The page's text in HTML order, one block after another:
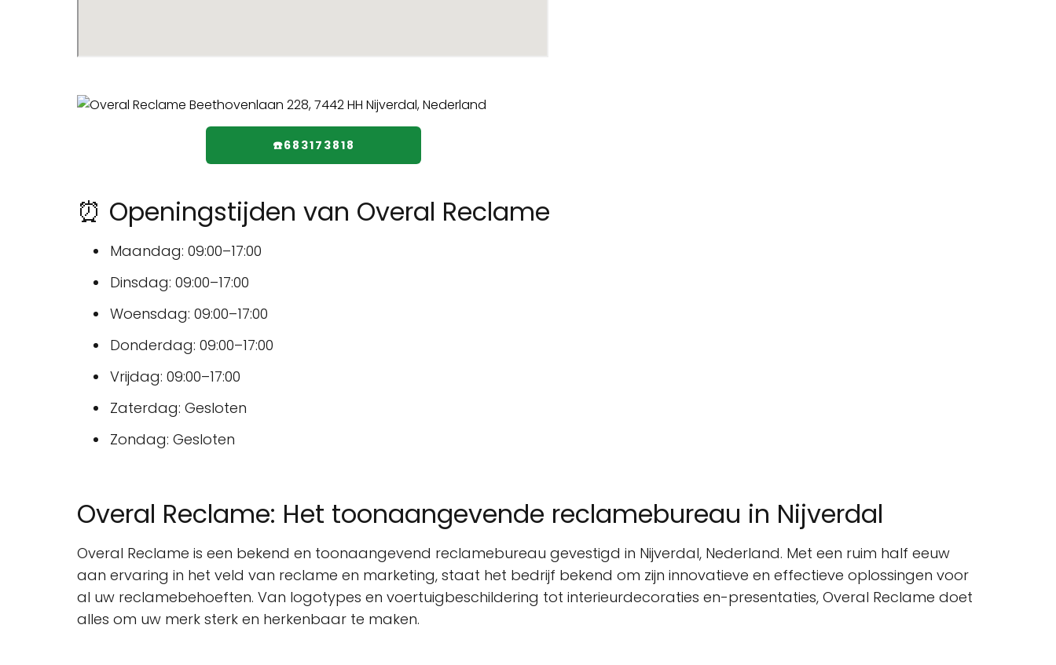
☎️683173818
⏰ Openingstijden van Overal Reclame
Maandag: 09:00–17:00
Dinsdag: 09:00–17:00
Woensdag: 09:00–17:00
Donderdag: 09:00–17:00
Vrijdag: 09:00–17:00
Zaterdag: Gesloten
Zondag: Gesloten
Overal Reclame: Het toonaangevende reclamebureau in Nijverdal
Overal Reclame is een bekend en toonaangevend reclamebureau gevestigd in Nijverdal, Nederland. Met een ruim half eeuw
aan ervaring in het veld van reclame en marketing, staat het bedrijf bekend om zijn innovatieve en effectieve oplossingen voor
al uw reclamebehoeften. Van logotypes en voertuigbeschildering tot interieurdecoraties en-presentaties, Overal Reclame doet
alles om uw merk sterk en herkenbaar te maken.